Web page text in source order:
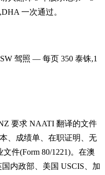
一次通过。
驾照 — 每页 350 泰铢,1
要求 NAATI 翻译的文件
、成绩单、在职证明、无
件(Form 80/1221)。在澳
内政部、美国 USCIS、加